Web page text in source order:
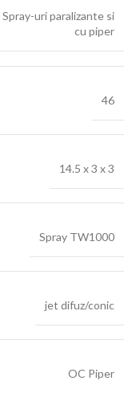
Spray-uri paralizante si
cu piper
46
14.5 x 3 x 3
Spray TW1000
jet difuz/conic
OC Piper